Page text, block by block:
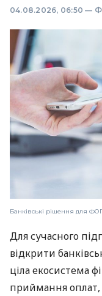
04.08.2026, 06:50 —
Банківські рішення для
Для сучасного
відкрити
ціла екосистема
приймання оплат,